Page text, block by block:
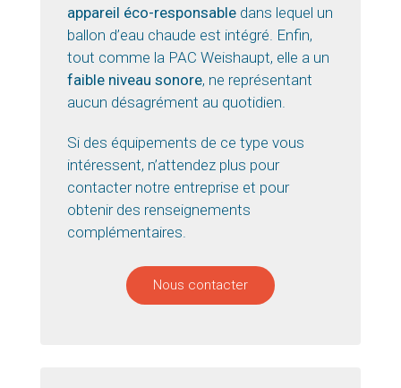
appareil éco-responsable dans lequel un
ballon d’eau chaude est intégré. Enfin,
tout comme la PAC Weishaupt, elle a un
faible niveau sonore, ne représentant
aucun désagrément au quotidien.
Si des équipements de ce type vous
intéressent, n’attendez plus pour
contacter notre entreprise et pour
obtenir des renseignements
complémentaires.
Nous contacter